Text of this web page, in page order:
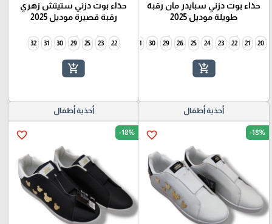
حذاء بوت دزني سبايدر مان رقبة
طويلة موديل 2025
20
21
22
23
24
25
26
29
30
31
33
34
add_shopping_cart
حذاء بوت دزني ستيتش زهري
رقبة قصيرة موديل 2025
22
23
25
29
30
31
32
add_shopping_cart
أحذية أطفال
favorite_border -18%
أحذية أطفال
favorite_border -18%